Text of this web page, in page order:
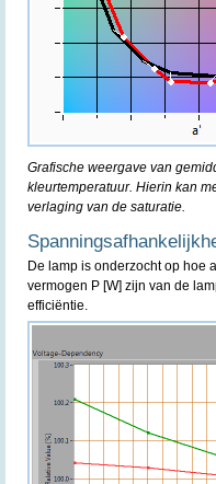
Grafische weergave van
kleurtemperatuur. Hierin kan
verlaging van de saturatie.
De lamp is onderzocht op hoe
vermogen P [W] zijn van de
efficiëntie.